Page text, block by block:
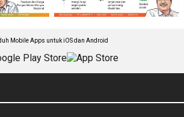
Mobile Apps untuk iOS dan Android